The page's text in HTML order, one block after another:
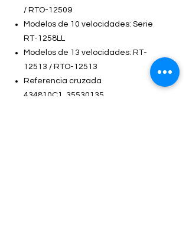
/ RTO-12509
Modelos de 10 velocidades: Serie
RT-1258LL
Modelos de 13 velocidades: RT-
12513 / RTO-12513
Referencia cruzada
434810C1, 35530135